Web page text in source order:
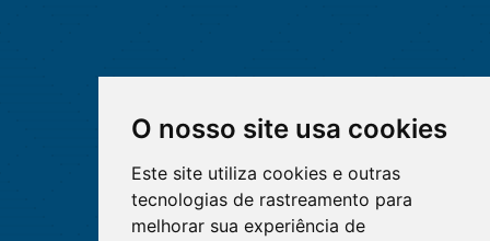
O nosso site usa cookies
Este site utiliza cookies e outras
tecnologias de rastreamento para
melhorar sua experiência de